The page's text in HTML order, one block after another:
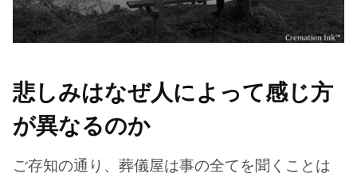
悲しみはなぜ人によって感じ方
が異なるのか
ご存知の通り、葬儀屋は事の全てを聞くことは